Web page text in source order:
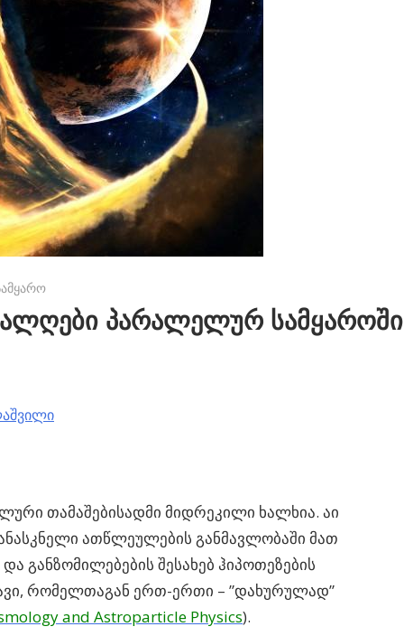
პარალელურ სამყაროში
თამაშებისადმი მიდრეკილი ხალხია. აი
ათწლეულების განმავლობაში მათ
განზომილებების შესახებ ჰიპოთეზების
რომელთაგან ერთ-ერთი – ”დახურულად”
and Astroparticle Physics).